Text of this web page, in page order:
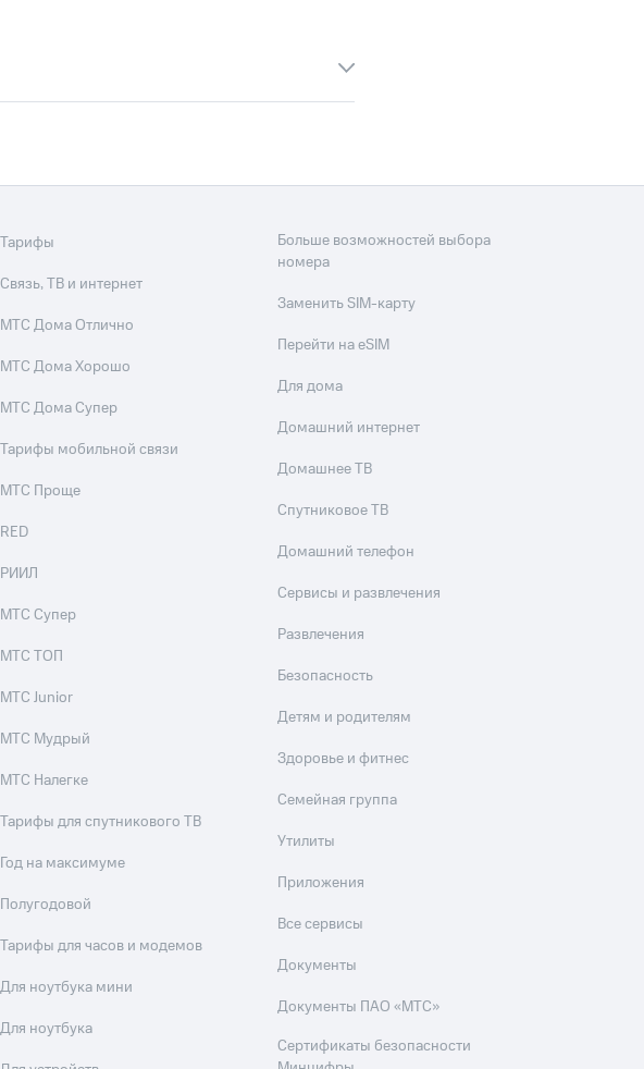
Тарифы
Связь, ТВ и интернет
МТС Дома Отлично
МТС Дома Хорошо
МТС Дома Супер
Тарифы мобильной связи
МТС Проще
RED
РИИЛ
МТС Супер
МТС ТОП
МТС Junior
МТС Мудрый
МТС Налегке
Тарифы для спутникового ТВ
Год на максимуме
Полугодовой
Тарифы для часов и модемов
Для ноутбука мини
Для ноутбука
Больше возможностей выбора
номера
Заменить SIM-карту
Перейти на eSIM
Для дома
Домашний интернет
Домашнее ТВ
Спутниковое ТВ
Домашний телефон
Сервисы и развлечения
Развлечения
Безопасность
Детям и родителям
Здоровье и фитнес
Семейная группа
Утилиты
Приложения
Все сервисы
Документы
Документы ПАО «МТС»
Сертификаты безопасности